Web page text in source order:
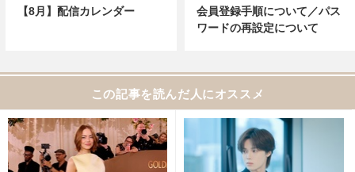
【8月】配信カレンダー
会員登録手順について／パス
ワードの再設定について
この記事を読んだ人にオススメ